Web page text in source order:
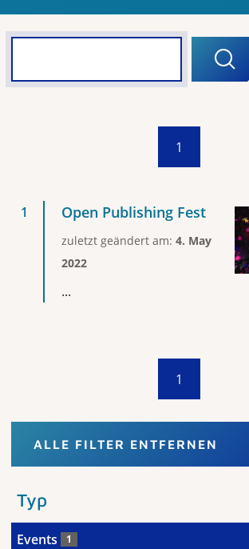
1
Open Publishing Fest
zuletzt geändert am: 4. May
2022
...
1
ALLE FILTER ENTFERNEN
Typ
Events 1